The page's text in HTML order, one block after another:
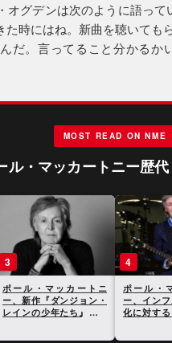
オグデンは次のように語っ
た時にはね。新曲を聴いても
だ。言ってること分かるか
MOST READ ON NME
ル・マッカートニー歴
3
ポール・マッカートニ
ー、新作『ダンジョン・
レインの少年たち』につ
4
ポール・
ー、イン
化に対する